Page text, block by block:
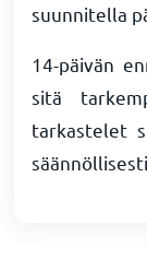
suunnitella
14-päivän
sitä
tarkastelet